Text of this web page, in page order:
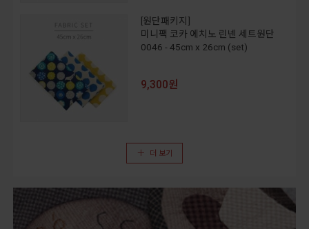
[원단패키지]
미니팩 코카 에치노 린넨 세트원단
0046 - 45cm x 26cm (set)
9,300원
더 보기